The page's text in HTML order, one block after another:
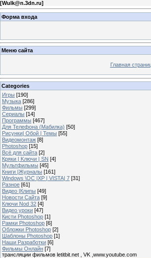
[Wulk@n.3dn.ru]
Форма входа
Меню сайта
Главная
Categories
Игры [190]
Музыка [286]
Фильмы [299]
Сериалы [14]
Программы [467]
Для Телефона (Мабилка) [50]
Рисунки| Обой | Темы [55]
Видеомонтаж [8]
Photoshop [15]
Всё для сайта [2]
Кряки | Kлючи | SN [4]
Мультфильмы [45]
Книги |Журналы [161]
Windows \OC |XP | VISTA| 7 [31]
Разное [61]
Видео |Клипы [49]
Новости Сайта [9]
Ключи Nod 32 [4]
Видео уроки [47]
Кисти Photoshop [1]
Рамки Photoshop [6]
Обложки Photoshop [2]
Шаблоны Photoshop [1]
Наши Разработки [6]
Фильмы Онлайн [7]
трансляции фильмов letitbit.net , VK ,www.youtube.com